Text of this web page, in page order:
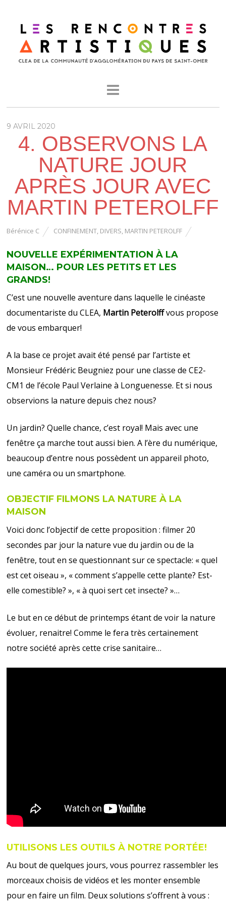
9 AVRIL 2020
4. OBSERVONS LA
NATURE JOUR
APRÈS JOUR AVEC
MARTIN PETEROLFF
Bérénice C CONFINEMENT, DIVERS, MARTIN PETEROLFF
NOUVELLE EXPÉRIMENTATION À LA
MAISON… POUR LES PETITS ET LES
GRANDS!
C’est une nouvelle aventure dans laquelle le cinéaste
documentariste du CLEA, Martin Peterolffvous propose
de vous embarquer!
A la base ce projet avait été pensé par l’artiste et
Monsieur Frédéric Beugniez pour une classe de CE2-
CM1 de l’école Paul Verlaine à Longuenesse. Et si nous
observions la nature depuis chez nous?
Un jardin? Quelle chance, c’est royal! Mais avec une
fenêtre ça marche tout aussi bien. A l’ère du numérique,
beaucoup d’entre nous possèdent un appareil photo,
une caméra ou un smartphone.
OBJECTIF FILMONS LA NATURE À LA
MAISON
Voici donc l’objectif de cette proposition : filmer 20
secondes par jour la nature vue du jardin ou de la
fenêtre, tout en se questionnant sur ce spectacle: « quel
est cet oiseau », « comment s’appelle cette plante? Est-
elle comestible? », « à quoi sert cet insecte? »…
Le but en ce début de printemps étant de voir la nature
évoluer, renaitre! Comme le fera très certainement
notre société après cette crise sanitaire…
UTILISONS LES OUTILS À NOTRE PORTÉE!
Au bout de quelques jours, vous pourrez rassembler les
morceaux choisis de vidéos et les monter ensemble
pour en faire un film. Deux solutions s’offrent à vous :